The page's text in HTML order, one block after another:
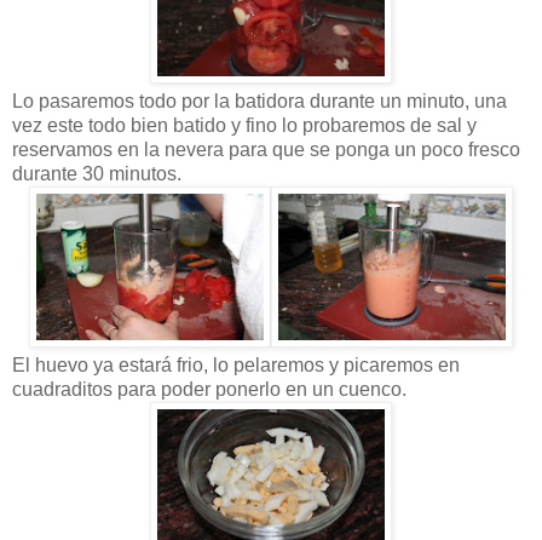
Lo pasaremos todo por la batidora durante un minuto, una
vez este todo bien batido y fino lo probaremos de sal y
reservamos en la nevera para que se ponga un poco fresco
durante 30 minutos.
El huevo ya estará frio, lo pelaremos y picaremos en
cuadraditos para poder ponerlo en un cuenco.